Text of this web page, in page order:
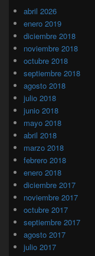
abril 2026
enero 2019
diciembre 2018
noviembre 2018
octubre 2018
septiembre 2018
agosto 2018
julio 2018
junio 2018
mayo 2018
abril 2018
marzo 2018
febrero 2018
enero 2018
diciembre 2017
noviembre 2017
octubre 2017
septiembre 2017
agosto 2017
julio 2017